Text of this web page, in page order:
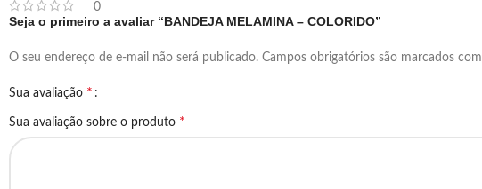
0
Seja o primeiro a avaliar “BANDEJA MELAMINA – COLORIDO”
O seu endereço de e-mail não será publicado. Campos obrigatórios são marcados com
Sua avaliação *
Sua avaliação sobre o produto *